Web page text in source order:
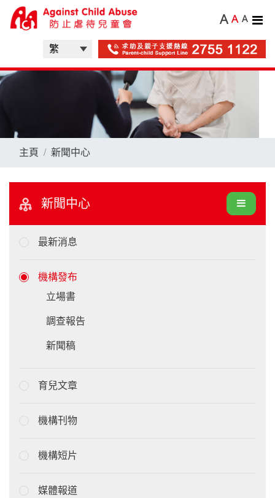
A A A
主頁 新聞中心
新聞中心
最新消息
機構發布
立場書
調查報告
新聞稿
育兒文章
機構刊物
機構短片
媒體報道